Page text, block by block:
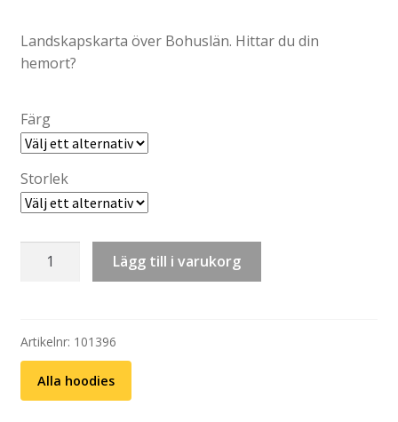
Landskapskarta över Bohuslän. Hittar du din
hemort?
Färg
Storlek
Hoodie:
(svart
eller
grå)
mängd
Lägg till i varukorg
Artikelnr: 101396
Alla hoodies